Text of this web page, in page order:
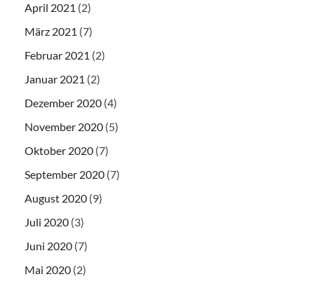
April 2021 (2)
März 2021 (7)
Februar 2021 (2)
Januar 2021 (2)
Dezember 2020 (4)
November 2020 (5)
Oktober 2020 (7)
September 2020 (7)
August 2020 (9)
Juli 2020 (3)
Juni 2020 (7)
Mai 2020 (2)